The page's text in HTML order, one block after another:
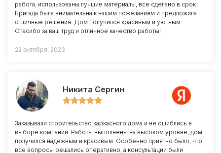
работа, использованы лучшие материалы, все сделано в срок.
Бригада была внимательна к нашим пожеланиям и предложила
отличные решения. Дом получился красивым и уютным.
Спасибо за ваш труд и отличное качество работы!
22 октября, 2023
Никита Сергин
Заказывали строительство каркасного дома и не ошиблись в
выборе компании. Работы выполнены на высоком уровне, дом
получился надежным и красивым. Особенно приятно было, что
все вопросы решались оперативно, а консультации были